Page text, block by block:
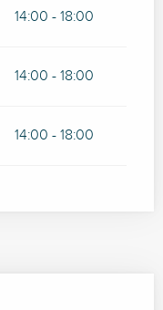
14:00 - 18:00
14:00 - 18:00
14:00 - 18:00